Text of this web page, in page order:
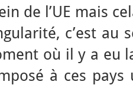
de l’UE mais
c’est au
où il y a eu
à ces